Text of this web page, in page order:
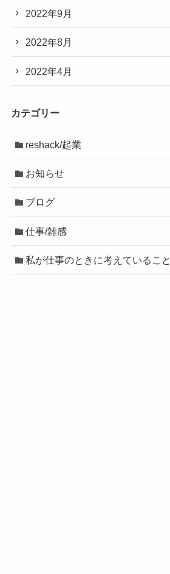
2022年9月
2022年8月
2022年4月
カテゴリー
reshack/起業
お知らせ
ブログ
仕事/雑感
私が仕事のときに考えていること